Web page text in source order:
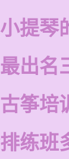
提琴
出名
筝培
练班